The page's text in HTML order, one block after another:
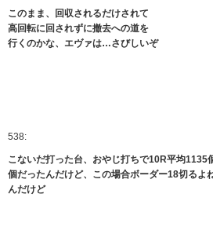
このまま、回収されるだけされて
高回転に回されずに撤去への道を
行くのかな、エヴァは…さびしいぞ
538:
こないだ打った台、おやじ打ちで10R平均1135
個だったんだけど、この場合ボーダー18切るよ
んだけど